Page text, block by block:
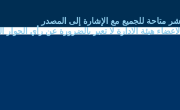
متاحة للجميع مع الإشارة إلى المصدر
هيئة الادارة لا تعبر بالضرورة عن رأي الحوار